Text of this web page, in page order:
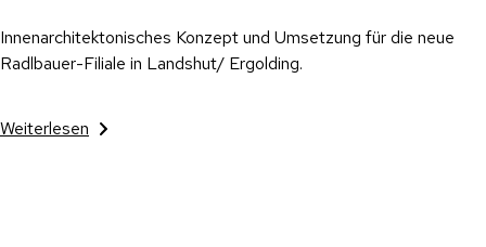
Innenarchitektonisches Konzept und Umsetzung für die neue
Radlbauer-Filiale in Landshut/ Ergolding.
Weiterlesen